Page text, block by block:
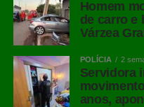
Homem
de carro e
Várzea
POLÍCIA 2
Servidora
anos,